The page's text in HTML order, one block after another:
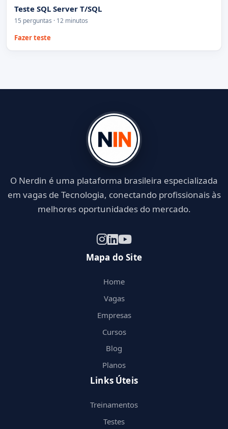
Teste SQL Server T/SQL
15 perguntas · 12 minutos
Fazer teste
O Nerdin é uma plataforma brasileira especializada
em vagas de Tecnologia, conectando profissionais às
melhores oportunidades do mercado.
Mapa do Site
Home
Vagas
Empresas
Cursos
Blog
Planos
Links Úteis
Treinamentos
Testes